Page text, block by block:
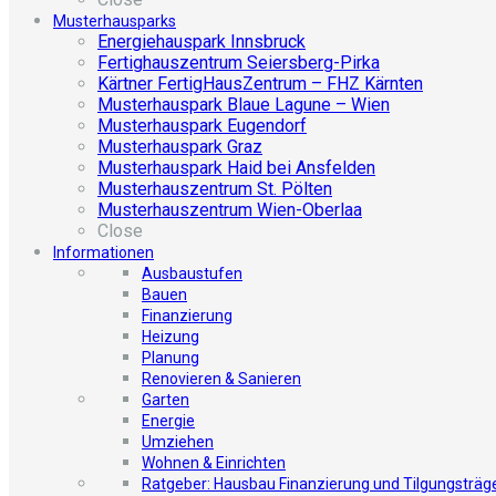
Musterhausparks
Energiehauspark Innsbruck
Fertighauszentrum Seiersberg-Pirka
Kärtner FertigHausZentrum – FHZ Kärnten
Musterhauspark Blaue Lagune – Wien
Musterhauspark Eugendorf
Musterhauspark Graz
Musterhauspark Haid bei Ansfelden
Musterhauszentrum St. Pölten
Musterhauszentrum Wien-Oberlaa
Close
Informationen
Ausbaustufen
Bauen
Finanzierung
Heizung
Planung
Renovieren & Sanieren
Garten
Energie
Umziehen
Wohnen & Einrichten
Ratgeber: Hausbau Finanzierung und